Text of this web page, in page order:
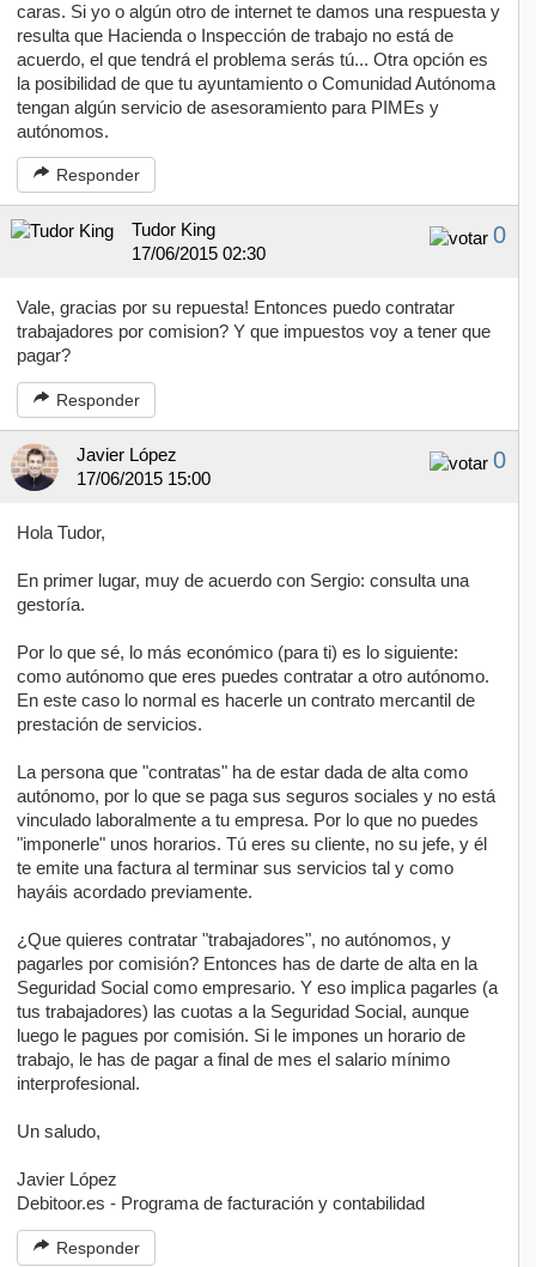
caras. Si yo o algún otro de internet te damos una respuesta y
resulta que Hacienda o Inspección de trabajo no está de
acuerdo, el que tendrá el problema serás tú... Otra opción es
la posibilidad de que tu ayuntamiento o Comunidad Autónoma
tengan algún servicio de asesoramiento para PIMEs y
autónomos.
Responder
0
Tudor King
17/06/2015 02:30
Vale, gracias por su repuesta! Entonces puedo contratar
trabajadores por comision? Y que impuestos voy a tener que
pagar?
Responder
0
Javier López
17/06/2015 15:00
Hola Tudor,
En primer lugar, muy de acuerdo con Sergio: consulta una
gestoría.
Por lo que sé, lo más económico (para ti) es lo siguiente:
como autónomo que eres puedes contratar a otro autónomo.
En este caso lo normal es hacerle un contrato mercantil de
prestación de servicios.
La persona que "contratas" ha de estar dada de alta como
autónomo, por lo que se paga sus seguros sociales y no está
vinculado laboralmente a tu empresa. Por lo que no puedes
"imponerle" unos horarios. Tú eres su cliente, no su jefe, y él
te emite una factura al terminar sus servicios tal y como
hayáis acordado previamente.
¿Que quieres contratar "trabajadores", no autónomos, y
pagarles por comisión? Entonces has de darte de alta en la
Seguridad Social como empresario. Y eso implica pagarles (a
tus trabajadores) las cuotas a la Seguridad Social, aunque
luego le pagues por comisión. Si le impones un horario de
trabajo, le has de pagar a final de mes el salario mínimo
interprofesional.
Un saludo,
Javier López
Debitoor.es - Programa de facturación y contabilidad
Responder